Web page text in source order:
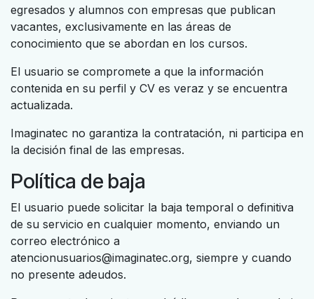
egresados y alumnos con empresas que publican
vacantes, exclusivamente en las áreas de
conocimiento que se abordan en los cursos.
El usuario se compromete a que la información
contenida en su perfil y CV es veraz y se encuentra
actualizada.
Imaginatec no garantiza la contratación, ni participa en
la decisión final de las empresas.
Política de baja
El usuario puede solicitar la baja temporal o definitiva
de su servicio en cualquier momento, enviando un
correo electrónico a
atencionusuarios@imaginatec.org, siempre y cuando
no presente adeudos.